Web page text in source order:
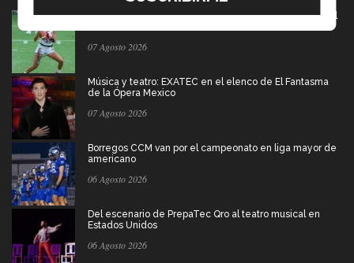
México va por pase olímpico en mundial de flag football
07 Agosto 2026
Música y teatro: EXATEC en el elenco de El Fantasma
de la Ópera Mexico
07 Agosto 2026
Borregos CCM van por el campeonato en liga mayor de
americano
06 Agosto 2026
Del escenario de PrepaTec Qro al teatro musical en
Estados Unidos
06 Agosto 2026